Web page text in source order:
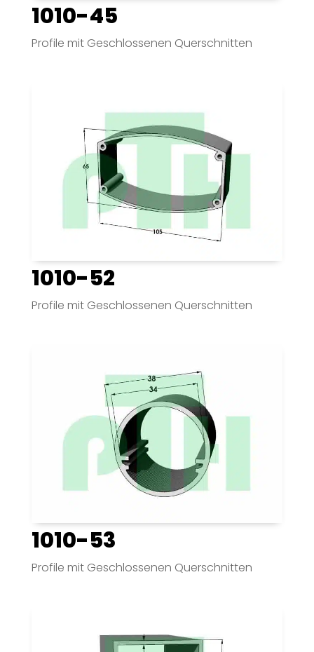
1010-45
Profile mit Geschlossenen Querschnitten
1010-52
Profile mit Geschlossenen Querschnitten
1010-53
Profile mit Geschlossenen Querschnitten